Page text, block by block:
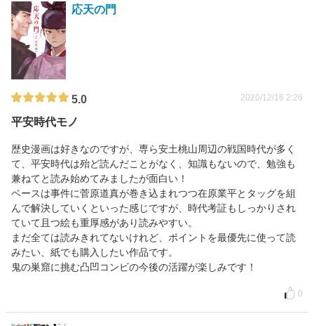
応天の門
5.0 2020/12/16 2:26
平安時代モノ
歴史漫画は好きなのですが、専ら安土桃山周辺の戦国時代が多く
て、平安時代は殆ど読んだことがなく、知識もないので、勉強も
兼ねてと読み始めてみましたが面白い！
ベースは事件に菅原道真が巻き込まれつつ在原業平とタッグを組
んで解決していくといった感じですが、時代考証もしっかりされ
ていて且つ絵も重厚感があり読みやすい。
まだ全ては読みきれてないけれど、ポイントを最優先に使って読
みたい、紙でも購入したい作品です。
鬼の巣窟に挑む凸凹コンビの今後の活躍が楽しみです！
0